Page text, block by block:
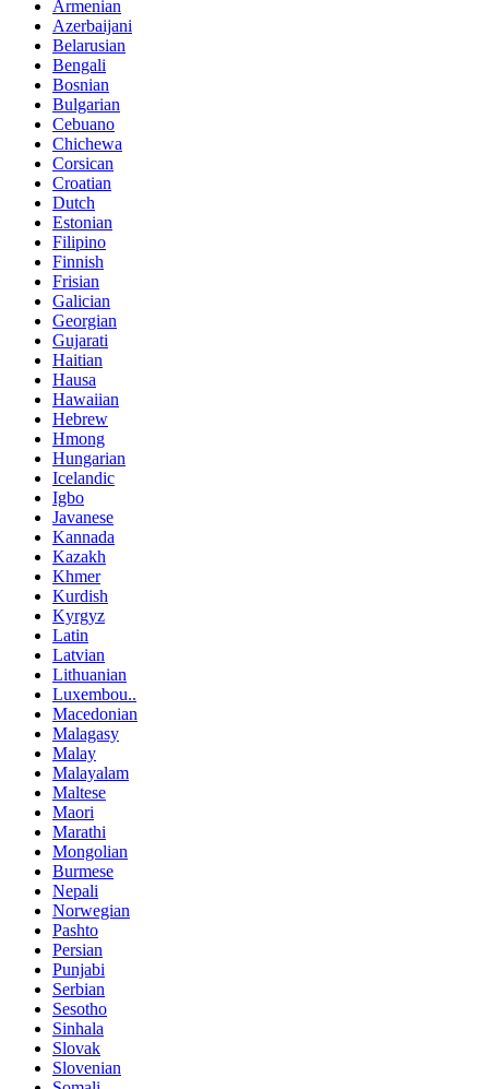
Armenian
Azerbaijani
Belarusian
Bengali
Bosnian
Bulgarian
Cebuano
Chichewa
Corsican
Croatian
Dutch
Estonian
Filipino
Finnish
Frisian
Galician
Georgian
Gujarati
Haitian
Hausa
Hawaiian
Hebrew
Hmong
Hungarian
Icelandic
Igbo
Javanese
Kannada
Kazakh
Khmer
Kurdish
Kyrgyz
Latin
Latvian
Lithuanian
Luxembou..
Macedonian
Malagasy
Malay
Malayalam
Maltese
Maori
Marathi
Mongolian
Burmese
Nepali
Norwegian
Pashto
Persian
Punjabi
Serbian
Sesotho
Sinhala
Slovak
Slovenian